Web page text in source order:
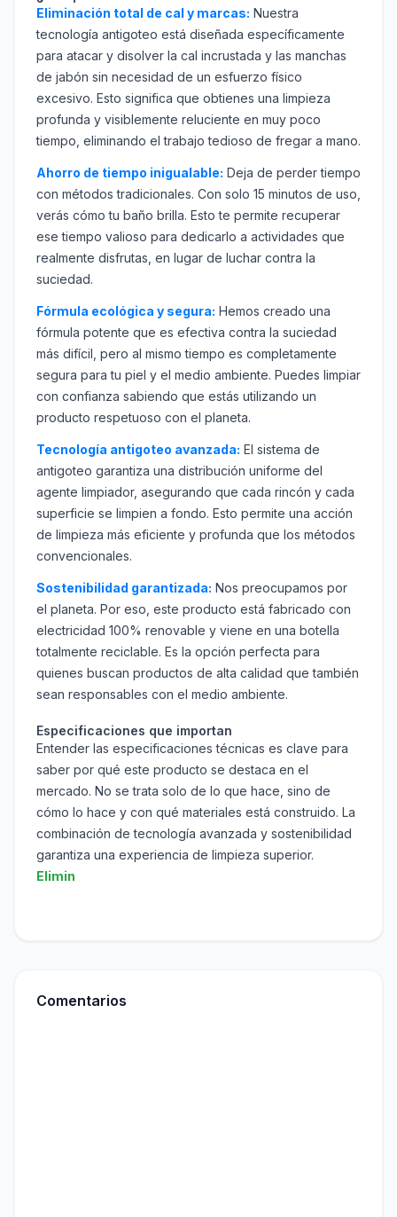
Eliminación total de cal y marcas: Nuestra
tecnología antigoteo está diseñada específicamente
para atacar y disolver la cal incrustada y las manchas
de jabón sin necesidad de un esfuerzo físico
excesivo. Esto significa que obtienes una limpieza
profunda y visiblemente reluciente en muy poco
tiempo, eliminando el trabajo tedioso de fregar a mano.
Ahorro de tiempo inigualable: Deja de perder tiempo
con métodos tradicionales. Con solo 15 minutos de uso,
verás cómo tu baño brilla. Esto te permite recuperar
ese tiempo valioso para dedicarlo a actividades que
realmente disfrutas, en lugar de luchar contra la
suciedad.
Fórmula ecológica y segura: Hemos creado una
fórmula potente que es efectiva contra la suciedad
más difícil, pero al mismo tiempo es completamente
segura para tu piel y el medio ambiente. Puedes limpiar
con confianza sabiendo que estás utilizando un
producto respetuoso con el planeta.
Tecnología antigoteo avanzada: El sistema de
antigoteo garantiza una distribución uniforme del
agente limpiador, asegurando que cada rincón y cada
superficie se limpien a fondo. Esto permite una acción
de limpieza más eficiente y profunda que los métodos
convencionales.
Sostenibilidad garantizada: Nos preocupamos por
el planeta. Por eso, este producto está fabricado con
electricidad 100% renovable y viene en una botella
totalmente reciclable. Es la opción perfecta para
quienes buscan productos de alta calidad que también
sean responsables con el medio ambiente.
Especificaciones que importan
Entender las especificaciones técnicas es clave para
saber por qué este producto se destaca en el
mercado. No se trata solo de lo que hace, sino de
cómo lo hace y con qué materiales está construido. La
combinación de tecnología avanzada y sostenibilidad
garantiza una experiencia de limpieza superior.
Elimin
Comentarios